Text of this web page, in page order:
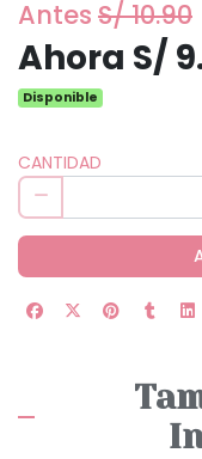
Antes S/ 10.90
Ahora S/
Disponible
CANTIDAD